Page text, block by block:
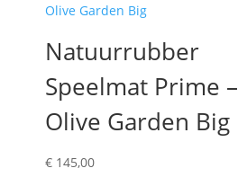
Natuurrubber
Speelmat Prime –
Olive Garden Big
€ 145,00